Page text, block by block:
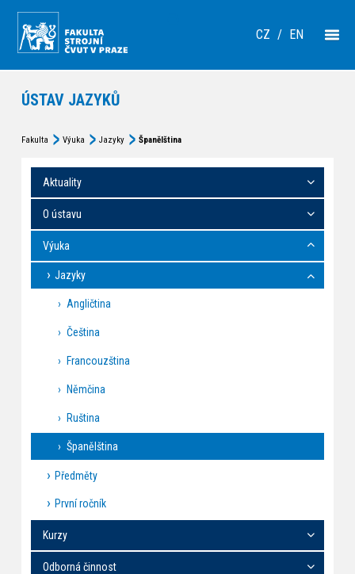
CZ / EN
ÚSTAV JAZYKŮ
Fakulta Výuka Jazyky Španělština
Aktuality
O ústavu
Výuka
Jazyky
Angličtina
Čeština
Francouzština
Němčina
Ruština
Španělština
Předměty
První ročník
Kurzy
Odborná činnost